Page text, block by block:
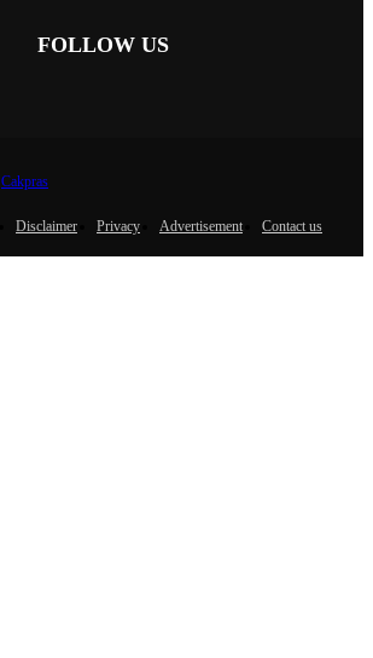
FOLLOW US
Cakpras
Disclaimer Privacy Advertisement Contact us